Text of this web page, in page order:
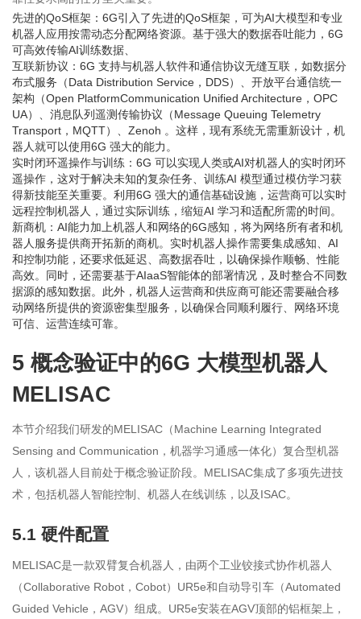
先进的QoS框架：6G引入了先进的QoS框架，可为AI大模型和专业
机器人应用按需动态分配网络资源。基于强大的数据吞吐能力，6G
可高效传输AI训练数据、
互联新协议：6G 支持与机器人软件和通信协议无缝互联，如数据分
布式服务（Data Distribution Service，DDS）、开放平台通信统一
架构（Open PlatformCommunication Unified Architecture，OPC
UA）、消息队列遥测传输协议（Message Queuing Telemetry
Transport，MQTT）、Zenoh 。这样，现有系统无需重新设计，机
器人就可以使用6G 强大的能力。
实时闭环遥操作与训练：6G 可以实现人类或AI对机器人的实时闭环
遥操作，这对于解决未知的复杂任务、训练AI 模型通过模仿学习获
得新技能至关重要。利用6G 强大的通信基础设施，运营商可以实时
远程控制机器人，通过实际训练，缩短AI 学习和适配所需的时间。
新商机：AI能力加上机器人和网络的6G感知，将为网络所有者和机
器人服务提供商开拓新的商机。实时机器人操作需要集成感知、AI
和控制功能，还要求低延迟、高数据吞吐，以确保操作顺畅、性能
高效。同时，还需要基于AIaaS智能体的部署情况，及时整合不同数
据源的感知数据。此外，机器人运营商和供应商可能还需要融合移
动网络所提供的资源密集型服务，以确保合同顺利履行、网络环境
可信、运营连续可靠。
5 概念验证中的6G 大模型机器人
MELISAC
本节介绍我们研发的MELISAC（Machine Learning Integrated
Sensing and Communication，机器学习通感一体化）复合型机器
人，该机器人目前处于概念验证阶段。MELISAC集成了多项先进技
术，包括机器人智能控制、机器人在线训练，以及ISAC。
5.1 硬件配置
MELISAC是一款双臂复合机器人，由两个工业铰接式协作机器人
（Collaborative Robot，Cobot）UR5e和自动导引车（Automated
Guided Vehicle，AGV）组成。UR5e安装在AGV顶部的铝框架上，